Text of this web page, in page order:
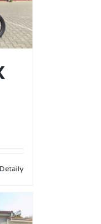
Detaily